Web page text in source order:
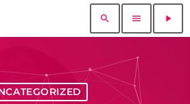
search menu play_arrow